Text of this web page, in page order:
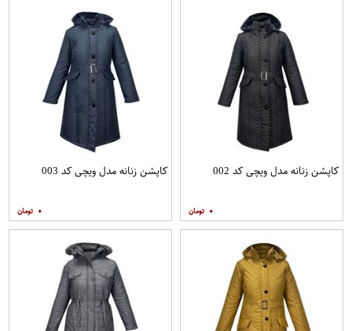
کاپشن زنانه مدل ویچی کد 002
۰
کاپشن زنانه مدل ویچی کد 003
۰